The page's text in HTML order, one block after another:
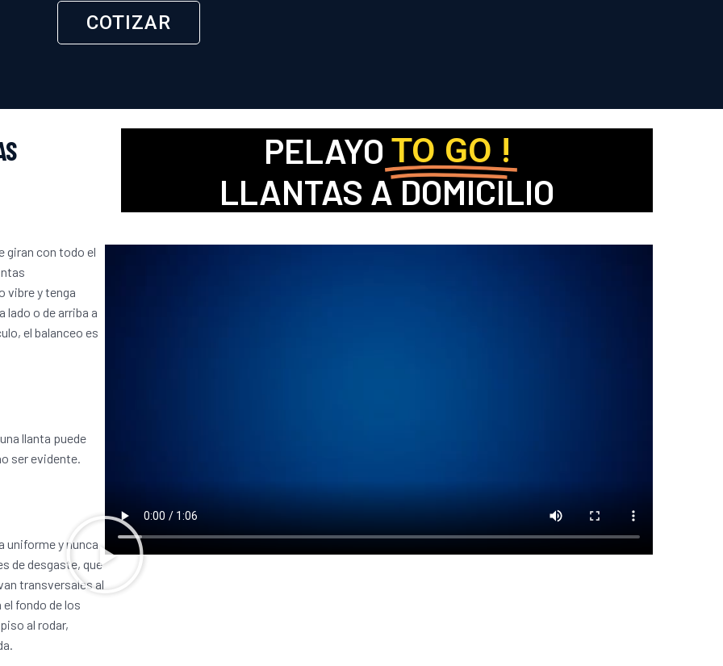
COTIZAR
giran con todo el
vibre y tenga
lado o de arriba a
el balanceo es
llanta puede
ser evidente.
uniforme y nunca
de desgaste, que
transversales al
fondo de los
al rodar,
PELAYO TO GO !
LLANTAS A DOMICILIO